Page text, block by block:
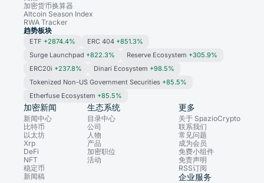
加密货币换算器
Altcoin Season Index
RWA Tracker
趋势板块
ETF +2874.4% ERC 404 +851.3%
Surge Launchpad +822.3% Reserve Ecosystem +305.9%
ERC20i +237.8% Dinari Ecosystem +98.5%
Tokenized Non-US Government Securities +85.5%
Etherfuse Ecosystem +85.5%
加密新闻
新闻中心
比特币
以太坊
Xrp
DeFi
NFT
稳定币
新闻稿
生态系统
目录中心
公司
人物
产品
加密职位
活动
更多
关于 SpazioCrypto
联系我们
常见问题
成为会员
免费小组件
免责声明
RSS订阅
企业服务